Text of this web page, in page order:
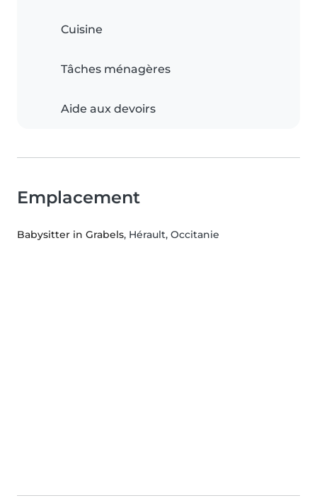
Cuisine
Tâches ménagères
Aide aux devoirs
Emplacement
Babysitter in Grabels, Hérault, Occitanie